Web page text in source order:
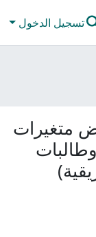
تسجيل الدخول
متغيرات